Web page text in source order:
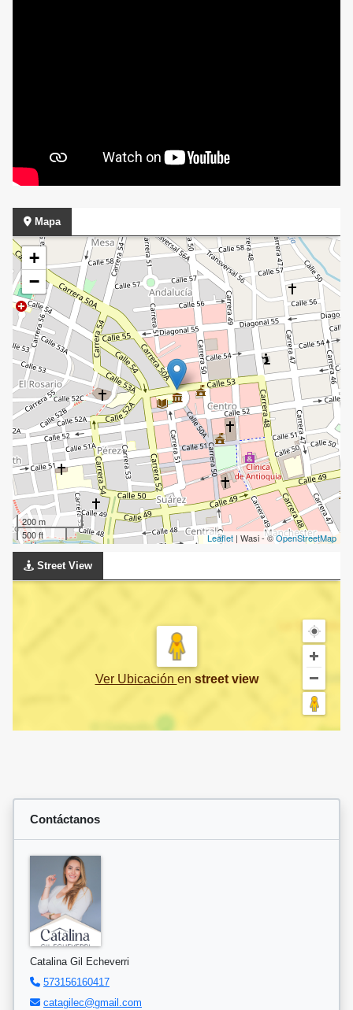
Mapa
+
−
200 m
500 ft
Leaflet | Wasi - ©OpenStreetMap
Street View
Ver Ubicación en street view
Contáctanos
Catalina Gil Echeverri
573156160417
catagilec@gmail.com